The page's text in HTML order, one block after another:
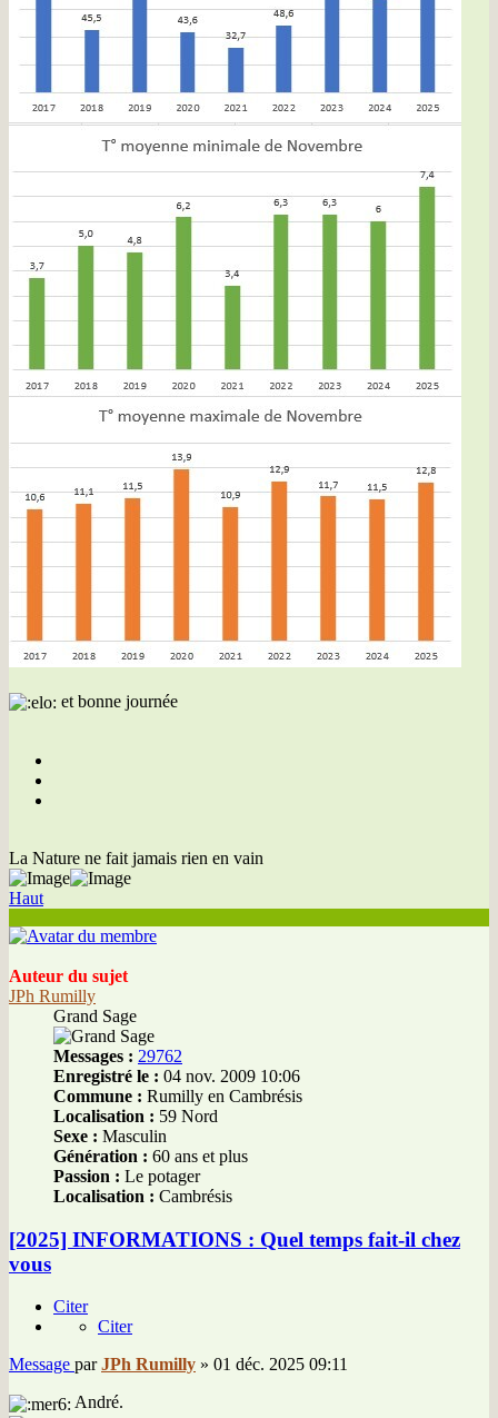
et bonne journée
La Nature ne fait jamais rien en vain
Haut
Auteur du sujet
JPh Rumilly
Grand Sage
Messages : 29762
Enregistré le : 04 nov. 2009 10:06
Commune : Rumilly en Cambrésis
Localisation : 59 Nord
Sexe : Masculin
Génération : 60 ans et plus
Passion : Le potager
Localisation : Cambrésis
[2025] INFORMATIONS : Quel temps fait-il chez
vous
Citer
Citer
Message parJPh Rumilly » 01 déc. 2025 09:11
André.